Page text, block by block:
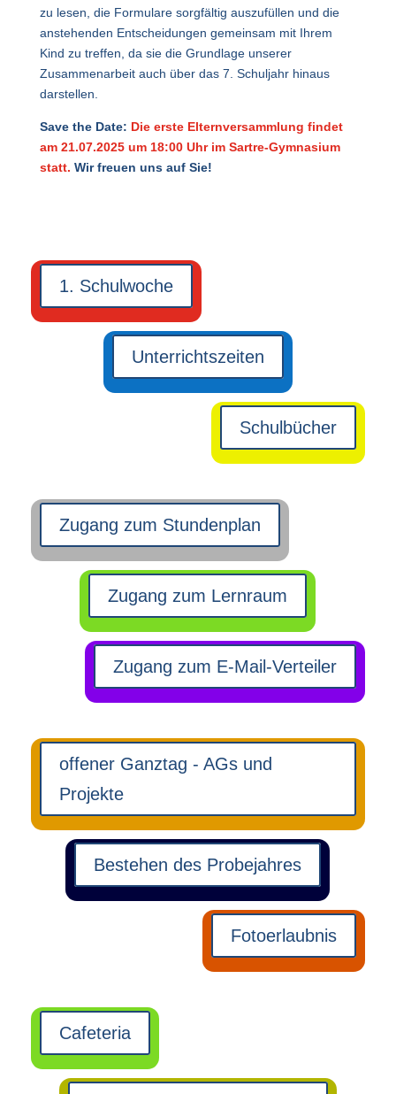
zu lesen, die Formulare sorgfältig auszufüllen und die
anstehenden Entscheidungen gemeinsam mit Ihrem
Kind zu treffen, da sie die Grundlage unserer
Zusammenarbeit auch über das 7. Schuljahr hinaus
darstellen.
Save the Date: Die erste Elternversammlung findet
am 21.07.2025 um 18:00 Uhr im Sartre-Gymnasium
statt. Wir freuen uns auf Sie!
1. Schulwoche
Unterrichtszeiten
Schulbücher
Zugang zum Stundenplan
Zugang zum Lernraum
Zugang zum E-Mail-Verteiler
offener Ganztag - AGs und
Projekte
Bestehen des Probejahres
Fotoerlaubnis
Cafeteria